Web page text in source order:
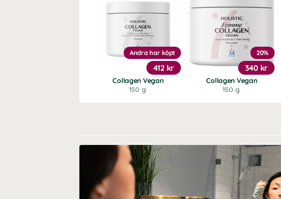
Collagen Vegan
150 g
Andra har köpt
412 kr
Collagen Vegan
150 g
20%
340 kr